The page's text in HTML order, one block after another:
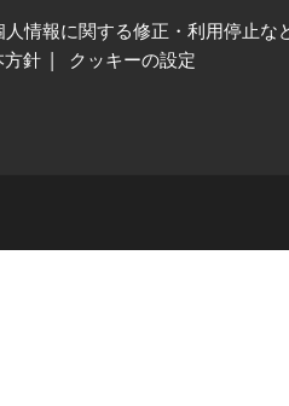
人情報に関する修正・利用停止な
方針
クッキーの設定